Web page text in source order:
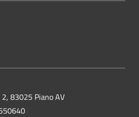
83025 Piano AV